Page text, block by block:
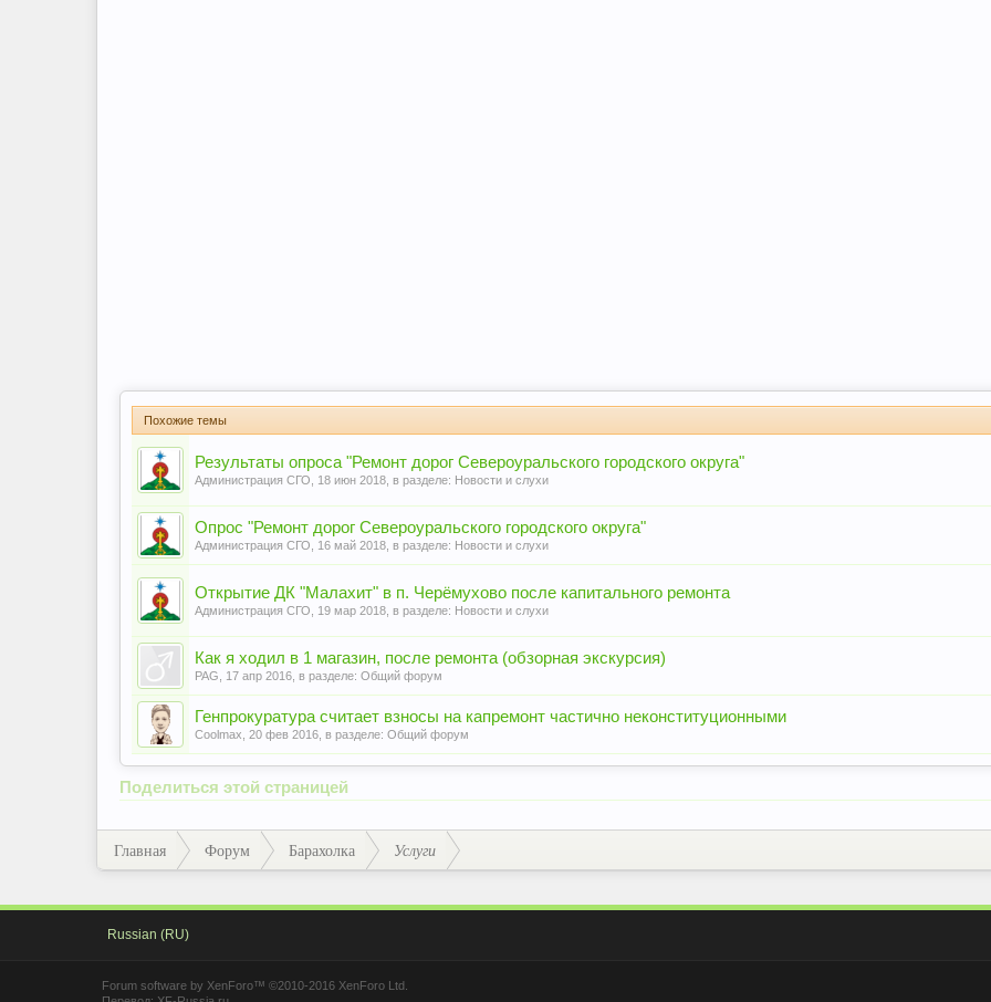
Похожие темы
Результаты опроса "Ремонт дорог Североуральского городского округа"
Администрация СГО 18 июн 2018 , в разделе: Новости и слухи
Опрос "Ремонт дорог Североуральского городского округа"
Администрация СГО 16 май 2018 , в разделе: Новости и слухи
Открытие ДК "Малахит" в п. Черёмухово после капитального ремонта
Администрация СГО 19 мар 2018 , в разделе: Новости и слухи
Как я ходил в 1 магазин, после ремонта (обзорная экскурсия)
PAG 17 апр 2016 , в разделе: Общий форум
Генпрокуратура считает взносы на капремонт частично неконституционными
Coolmax 20 фев 2016 , в разделе: Общий форум
Поделиться этой страницей
Главная Форум Барахолка Услуги
Russian (RU)
Forum software by XenForo™ ©2010-2016 XenForo Ltd.